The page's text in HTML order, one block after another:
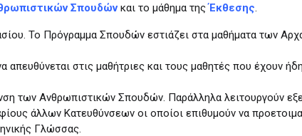
Σπουδώνκαι το μάθημα τηςΈκθεσης.
Το Πρόγραμμα Σπουδών εστιάζει στα μαθήματα των
στις μαθήτριες και τους μαθητές που έχουν
των Ανθρωπιστικών Σπουδών. Παράλληλα λειτουργούν
άλλων Κατευθύνσεων οι οποίοι επιθυμούν να
Γλώσσας.